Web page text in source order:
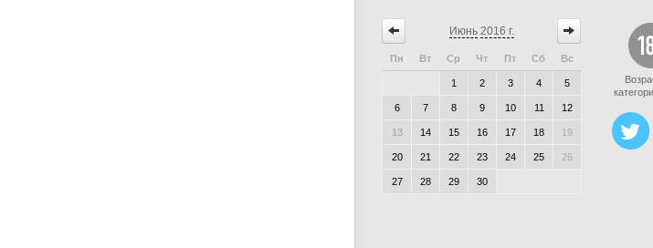
Июнь 2016 г.
Пн Вт Ср Чт Пт Сб Вс
1 2 3 4 5
6 7 8 9 10 11 12
13 14 15 16 17 18 19
20 21 22 23 24 25 26
27 28 29 30